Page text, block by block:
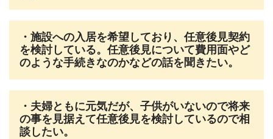
・施設への入居を希望しており、任意後見契約
を検討している。任意後見について費用面やど
のような手続きなのかなどの話を聞きたい。
・夫婦ともに元気だが、子供がいないので将来
の事を見据えて任意後見を検討しているので相
談したい。